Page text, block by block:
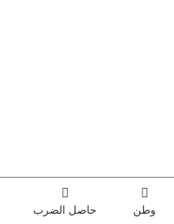
وطن حاصل الضرب